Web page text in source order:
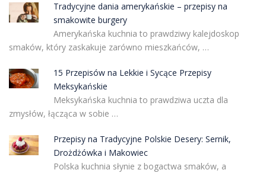
Tradycyjne dania amerykańskie – przepisy na
smakowite burgery
Amerykańska kuchnia to prawdziwy kalejdoskop
smaków, który zaskakuje zarówno mieszkańców, …
15 Przepisów na Lekkie i Sycące Przepisy
Meksykańskie
Meksykańska kuchnia to prawdziwa uczta dla
zmysłów, łącząca w sobie …
Przepisy na Tradycyjne Polskie Desery: Sernik,
Drożdżówka i Makowiec
Polska kuchnia słynie z bogactwa smaków, a